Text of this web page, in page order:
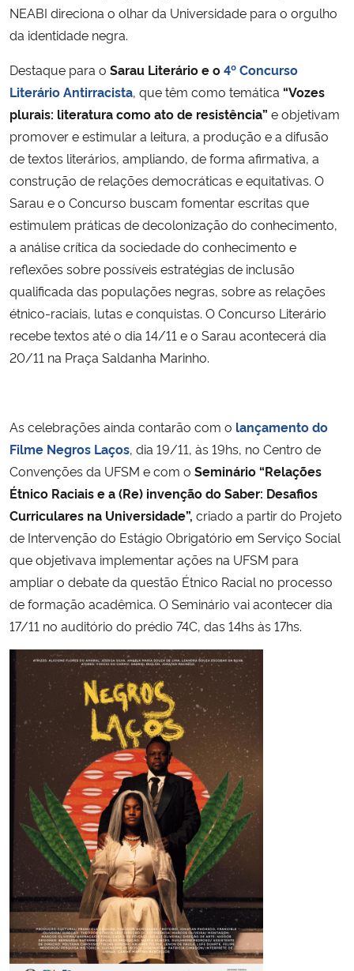
NEABI direciona o olhar da Universidade para o orgulho
da identidade negra.
Destaque para o Sarau Literário e o4º Concurso
Literário Antirracista, que têm como temática “Vozes
plurais: literatura como ato de resistência” e objetivam
promover e estimular a leitura, a produção e a difusão
de textos literários, ampliando, de forma afirmativa, a
construção de relações democráticas e equitativas. O
Sarau e o Concurso buscam fomentar escritas que
estimulem práticas de decolonização do conhecimento,
a análise crítica da sociedade do conhecimento e
reflexões sobre possíveis estratégias de inclusão
qualificada das populações negras, sobre as relações
étnico-raciais, lutas e conquistas. O Concurso Literário
recebe textos até o dia 14/11 e o Sarau acontecerá dia
20/11 na Praça Saldanha Marinho.
As celebrações ainda contarão com o lançamento do
Filme Negros Laços, dia 19/11, às 19hs, no Centro de
Convenções da UFSM e com o Seminário “Relações
Étnico Raciais e a (Re) invenção do Saber: Desafios
Curriculares na Universidade”, criado a partir do Projeto
de Intervenção do Estágio Obrigatório em Serviço Social
que objetivava implementar ações na UFSM para
ampliar o debate da questão Étnico Racial no processo
de formação acadêmica. O Seminário vai acontecer dia
17/11 no auditório do prédio 74C, das 14hs às 17hs.